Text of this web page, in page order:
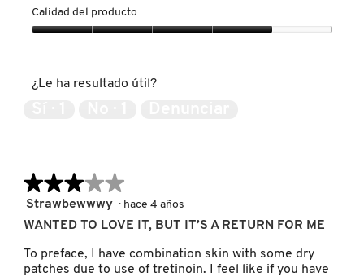
SOL DE JANEIRO
Calidad del producto
4
¿Le ha resultado útil?
★★★★★
★★★★★
3
de
estrellas.
Strawbewwwy · hace 4 años
WANTED TO LOVE IT, BUT IT’S A RETURN FOR ME
To preface, I have combination skin with some dry
patches due to use of tretinoin. I feel like if you have